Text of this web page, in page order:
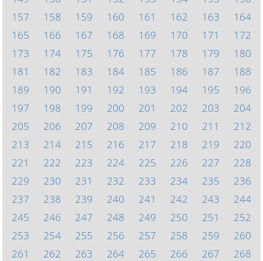
157
158 159 160 161 162 163
164
165
166 167 168 169 170 171
172
173
174 175 176 177 178 179
180
181
182 183 184 185 186 187
188
189
190 191 192 193 194 195
196
197
198 199 200 201 202 203
204
205
206 207 208 209 210 211
212
213
214 215 216 217 218 219
220
221
222 223 224 225 226 227
228
229
230 231 232 233 234 235
236
237
238 239 240 241 242 243
244
245
246 247 248 249 250 251
252
253
254 255 256 257 258 259
260
261
262 263 264 265 266 267
268